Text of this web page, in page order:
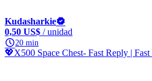
Kudasharkie
0,50 US$ / unidad
20 min
💖X500 Space Chest- Fast Reply |